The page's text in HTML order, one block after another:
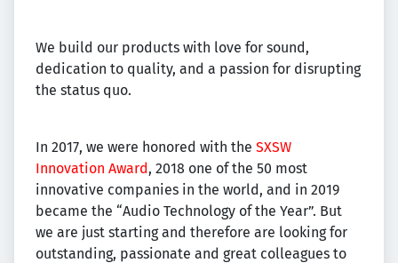
We build our products with love for sound,
dedication to quality, and a passion for disrupting
the status quo.
In 2017, we were honored with the SXSW
Innovation Award, 2018 one of the 50 most
innovative companies in the world, and in 2019
became the “Audio Technology of the Year”. But
we are just starting and therefore are looking for
outstanding, passionate and great colleagues to